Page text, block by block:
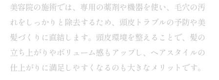
美容院の施術では、専用の薬剤や機器を使い、毛穴の汚
れをしっかりと除去するため、頭皮トラブルの予防や美
髪づくりに直結します。頭皮環境を整えることで、髪の
立ち上がりやボリューム感もアップし、ヘアスタイルの
仕上がりに満足しやすくなるのも大きなメリットです。